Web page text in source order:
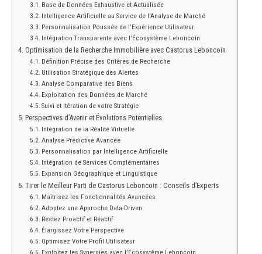
Base de Données Exhaustive et Actualisée
Intelligence Artificielle au Service de l’Analyse de Marché
Personnalisation Poussée de l’Expérience Utilisateur
Intégration Transparente avec l’Écosystème Leboncoin
Optimisation de la Recherche Immobilière avec Castorus Leboncoin
Définition Précise des Critères de Recherche
Utilisation Stratégique des Alertes
Analyse Comparative des Biens
Exploitation des Données de Marché
Suivi et Itération de votre Stratégie
Perspectives d’Avenir et Évolutions Potentielles
Intégration de la Réalité Virtuelle
Analyse Prédictive Avancée
Personnalisation par Intelligence Artificielle
Intégration de Services Complémentaires
Expansion Géographique et Linguistique
Tirer le Meilleur Parti de Castorus Leboncoin : Conseils d’Experts
Maîtrisez les Fonctionnalités Avancées
Adoptez une Approche Data-Driven
Restez Proactif et Réactif
Élargissez Votre Perspective
Optimisez Votre Profil Utilisateur
Exploitez les Synergies avec l’Écosystème Leboncoin